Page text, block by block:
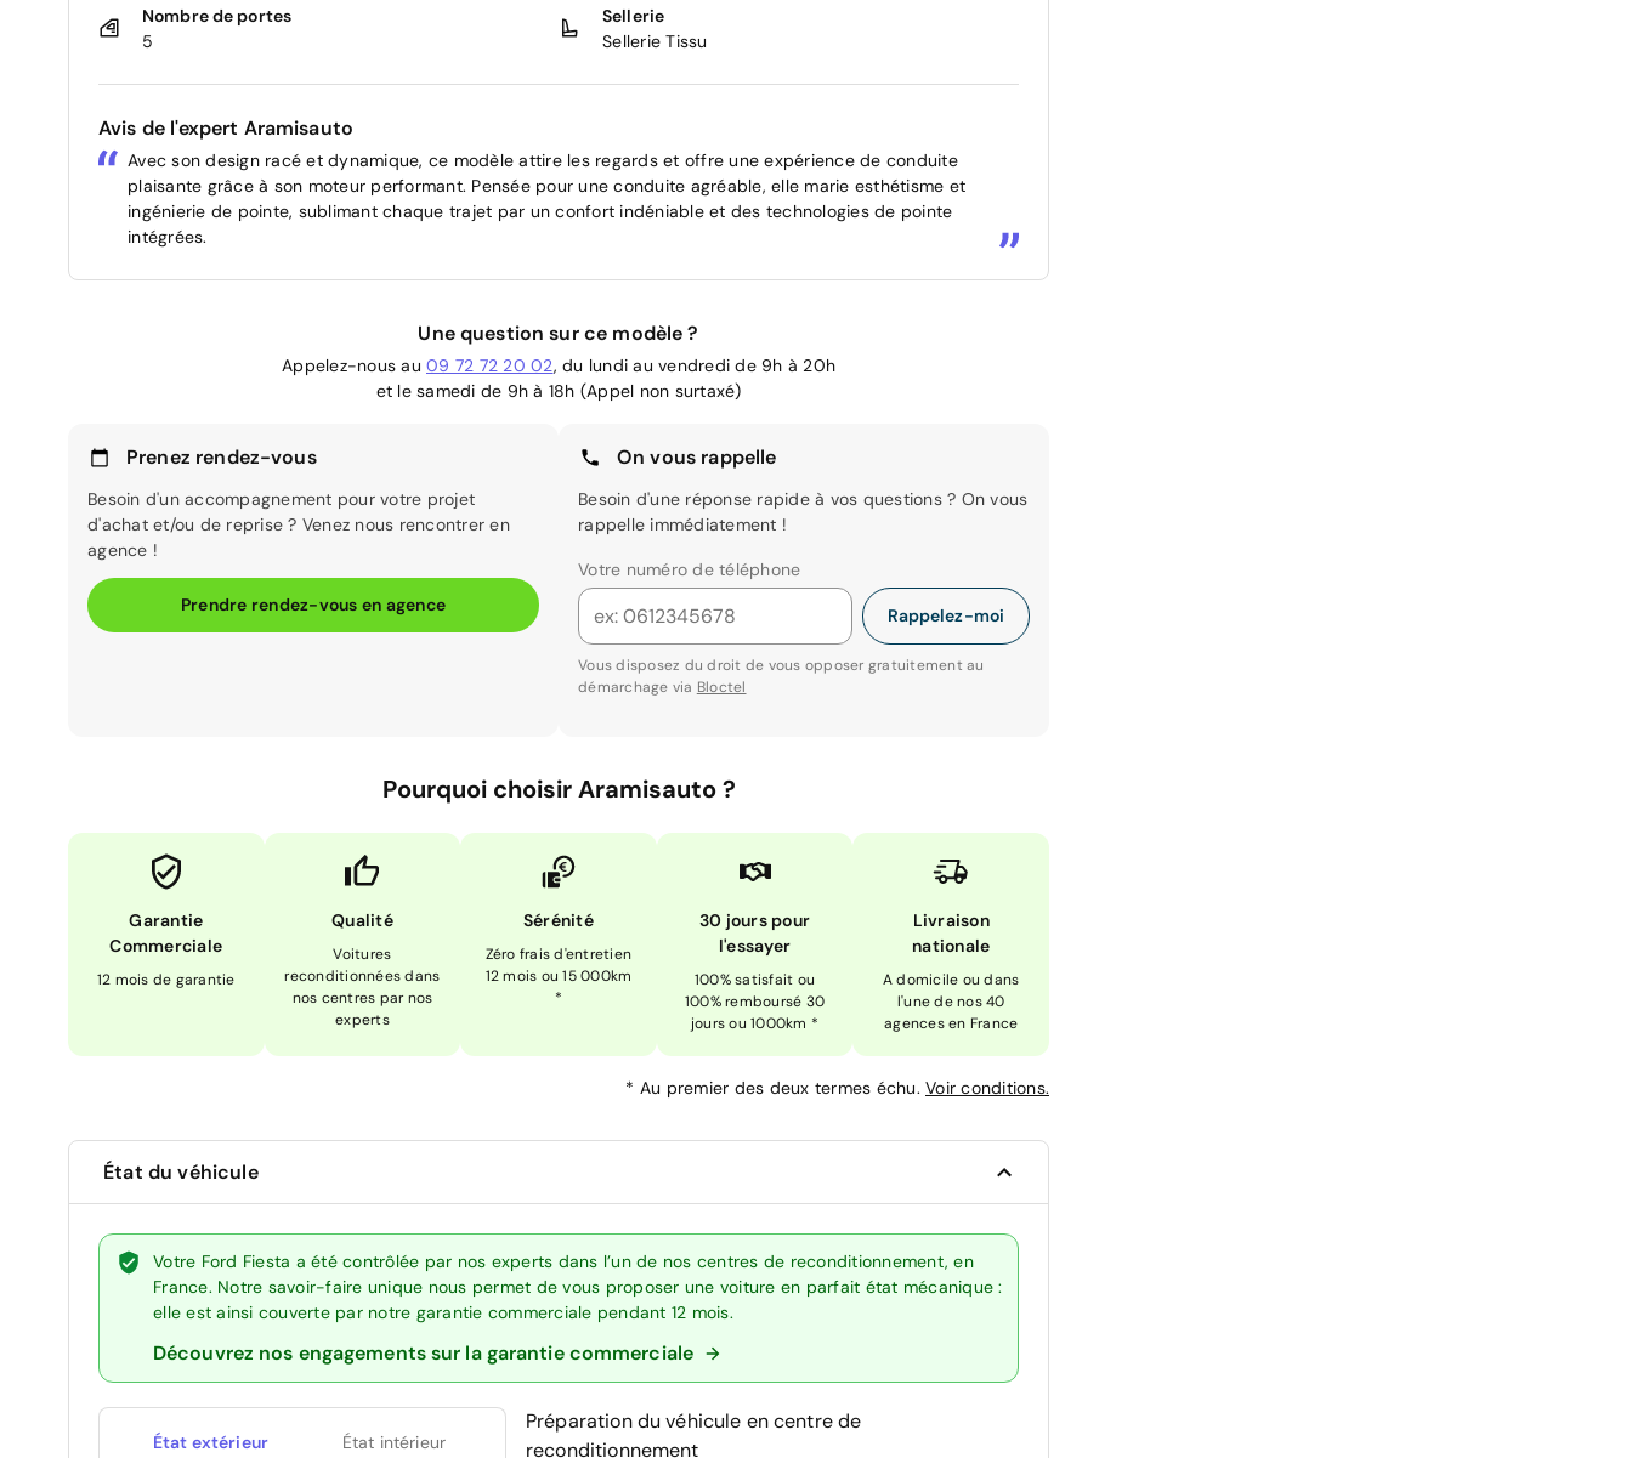
Nombre de portes
5
Sellerie
Sellerie Tissu
Avis de l'expert Aramisauto
Avec son design racé et dynamique, ce modèle attire les regards et offre une expérience de conduite
plaisante grâce à son moteur performant. Pensée pour une conduite agréable, elle marie esthétisme et
ingénierie de pointe, sublimant chaque trajet par un confort indéniable et des technologies de pointe
intégrées.
Une question sur ce modèle ?
Appelez-nous au 09 72 72 20 02, du lundi au vendredi de 9h à 20h
et le samedi de 9h à 18h (Appel non surtaxé)
Prenez rendez-vous
Besoin d'un accompagnement pour votre projet
d'achat et/ou de reprise ? Venez nous rencontrer en
agence !
Prendre rendez-vous en agence
On vous rappelle
Besoin d'une réponse rapide à vos questions ? On vous
rappelle immédiatement !
Votre numéro de téléphone
Rappelez-moi
Vous disposez du droit de vous opposer gratuitement au
démarchage via Bloctel
Pourquoi choisir Aramisauto ?
Garantie
Commerciale
12 mois de garantie
Qualité
Voitures
reconditionnées dans
nos centres par nos
experts
Sérénité
Zéro frais d'entretien
12 mois ou 15 000km
*
30 jours pour
l'essayer
100% satisfait ou
100% remboursé 30
jours ou 1000km *
Livraison
nationale
A domicile ou dans
l'une de nos 40
agences en France
* Au premier des deux termes échu. Voir conditions.
État du véhicule
Votre Ford Fiesta a été contrôlée par nos experts dans l’un de nos centres de reconditionnement, en
France. Notre savoir-faire unique nous permet de vous proposer une voiture en parfait état mécanique :
elle est ainsi couverte par notre garantie commerciale pendant 12 mois.
Découvrez nos engagements sur la garantie commerciale
État extérieur État intérieur
Préparation du véhicule en centre de
reconditionnement